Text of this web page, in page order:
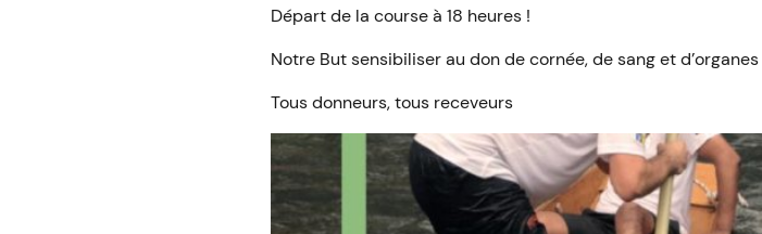
Départ de la course à 18 heures !
Notre But sensibiliser au don de cornée, de sang et d’organes
Tous donneurs, tous receveurs